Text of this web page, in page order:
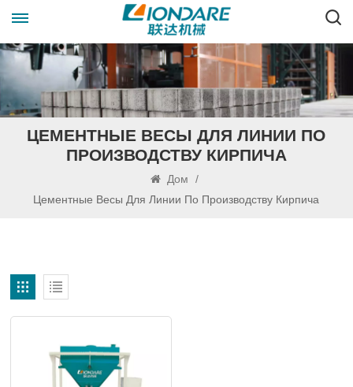
ЦЕМЕНТНЫЕ ВЕСЫ ДЛЯ ЛИНИИ ПО
ПРОИЗВОДСТВУ КИРПИЧА
Дом
/
Цементные Весы Для Линии По Производству Кирпича